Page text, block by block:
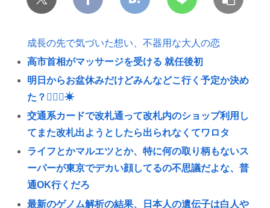
成長の先で気づいた想い、不器用な大人の恋
高市首相がマッサージを受ける 就任後初
明日からお盆休みだけどみんなどこ行く予定か決め
た？🏄‍♂🌴☀
交通系カードで改札通って改札内のショップ利用し
てまた改札出ようとしたら出られなくてワロタ
ライフとかマルエツとか、特に何の取り柄もないス
ーパーが東京でデカい顔してるの不思議だよな、普
通OK行くだろ
最新のゲノム解析の結果、日本人の遺伝子は白人や